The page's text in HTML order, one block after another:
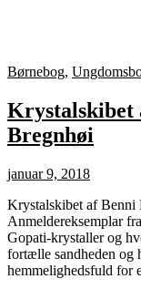
Børnebog,
Krystalskibet
Bregnhøi
januar 9, 2018
Krystalskibet af Benni
Anmeldereksemplar
Gopati-krystaller og
fortælle sandheden og
hemmelighedsfuld